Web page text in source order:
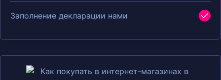
Заполнение декларации нами